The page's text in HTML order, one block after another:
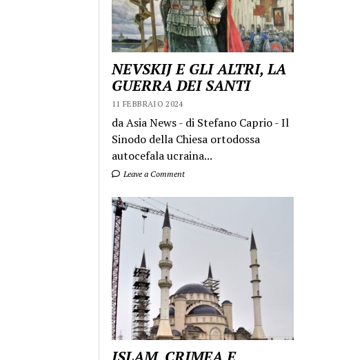
NEVSKIJ E GLI ALTRI, LA
GUERRA DEI SANTI
11 FEBBRAIO 2024
da Asia News - di Stefano Caprio - Il
Sinodo della Chiesa ortodossa
autocefala ucraina...
Leave a Comment